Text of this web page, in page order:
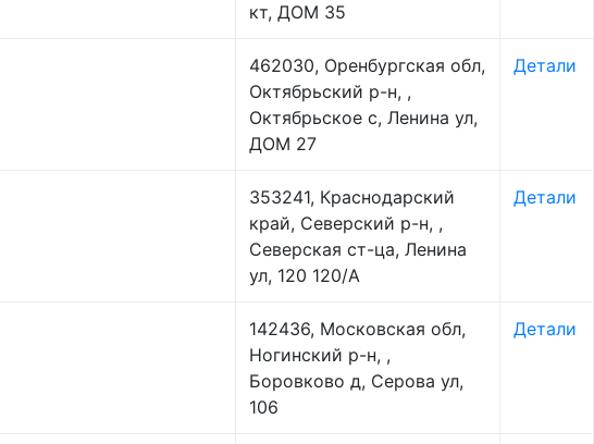
кт, ДОМ 35
462030, Оренбургская обл,
Октябрьский р-н, ,
Октябрьское с, Ленина ул,
ДОМ 27
Детали
353241, Краснодарский
край, Северский р-н, ,
Северская ст-ца, Ленина
ул, 120 120/А
Детали
142436, Московская обл,
Ногинский р-н, ,
Боровково д, Серова ул,
106
Детали